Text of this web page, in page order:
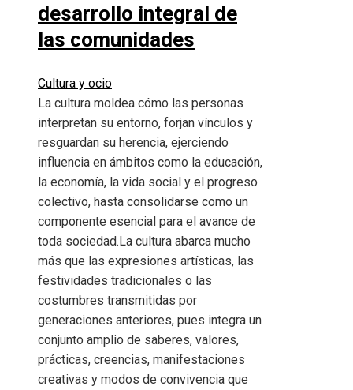
desarrollo integral de
las comunidades
Cultura y ocio
La cultura moldea cómo las personas
interpretan su entorno, forjan vínculos y
resguardan su herencia, ejerciendo
influencia en ámbitos como la educación,
la economía, la vida social y el progreso
colectivo, hasta consolidarse como un
componente esencial para el avance de
toda sociedad.La cultura abarca mucho
más que las expresiones artísticas, las
festividades tradicionales o las
costumbres transmitidas por
generaciones anteriores, pues integra un
conjunto amplio de saberes, valores,
prácticas, creencias, manifestaciones
creativas y modos de convivencia que